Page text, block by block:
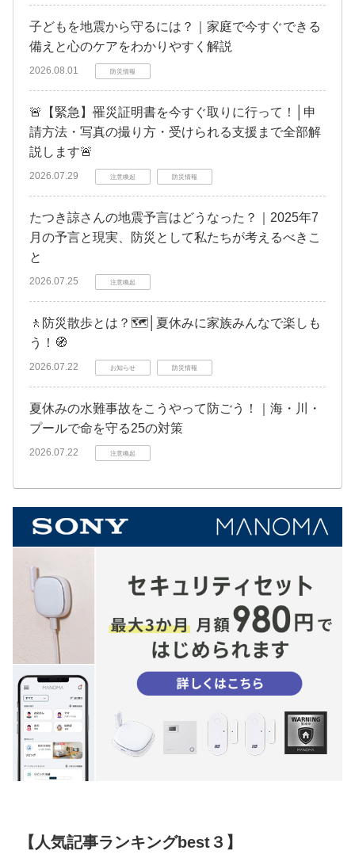
子どもを地震から守るには？｜家庭で今すぐできる
備えと心のケアをわかりやすく解説
2026.08.01 防災情報
🚨【緊急】罹災証明書を今すぐ取りに行って！│申
請方法・写真の撮り方・受けられる支援まで全部解
説します🚨
2026.07.29 注意喚起 防災情報
たつき諒さんの地震予言はどうなった？｜2025年7
月の予言と現実、防災として私たちが考えるべきこ
と
2026.07.25 注意喚起
🚶防災散歩とは？🗺️│夏休みに家族みんなで楽しも
う！🧭
2026.07.22 お知らせ 防災情報
夏休みの水難事故をこうやって防ごう！｜海・川・
プールで命を守る25の対策
2026.07.22 注意喚起
【人気記事ランキングbest３】